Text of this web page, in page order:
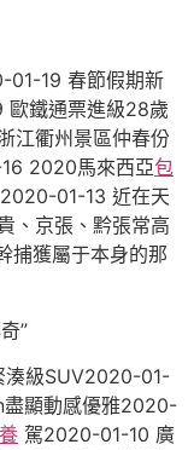
01-19 春節假期新
歐鐵通票進級28歲
江衢州景區仲春份
2020馬來西亞包
01-13 近在天
、京張、黔張常高
捕獲屬于本身的那
”
湊級SUV2020-01-
盡顯動感優雅2020-
駕2020-01-10 廣